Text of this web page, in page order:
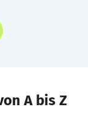
A bis Z